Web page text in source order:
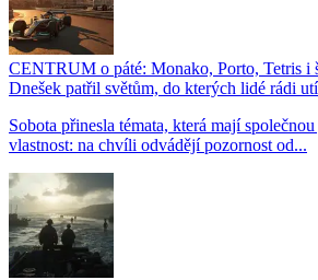
CENTRUM o páté: Monako, Porto, Tetris i
Dnešek patřil světům, do kterých lidé rádi
Sobota přinesla témata, která mají
vlastnost: na chvíli odvádějí pozornost od...